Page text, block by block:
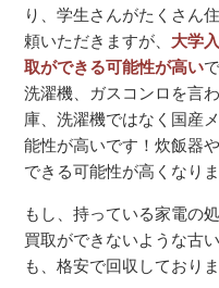
り、学生さんがたくさん
頼いただきますが、 大学
取ができる可能性が高い
洗濯機、ガスコンロを言
庫、洗濯機ではなく国産
能性が高いです！炊飯器
できる可能性が高くなりま
もし、持っている家電の
買取ができないような古
も、格安で回収しておりま